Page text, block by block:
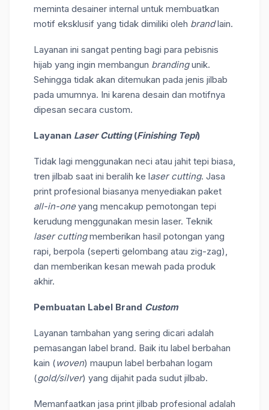
meminta desainer internal untuk membuatkan
motif eksklusif yang tidak dimiliki oleh brandlain.
Layanan ini sangat penting bagi para pebisnis
hijab yang ingin membangun brandingunik.
Sehingga tidak akan ditemukan pada jenis jilbab
pada umumnya. Ini karena desain dan motifnya
dipesan secara custom.
Layanan Laser Cutting(Finishing Tepi)
Tidak lagi menggunakan neci atau jahit tepi biasa,
tren jilbab saat ini beralih ke laser cutting. Jasa
print profesional biasanya menyediakan paket
all-in-oneyang mencakup pemotongan tepi
kerudung menggunakan mesin laser. Teknik
laser cuttingmemberikan hasil potongan yang
rapi, berpola (seperti gelombang atau zig-zag),
dan memberikan kesan mewah pada produk
akhir.
Pembuatan Label Brand Custom
Layanan tambahan yang sering dicari adalah
pemasangan label brand. Baik itu label berbahan
kain (woven) maupun label berbahan logam
(gold/silver) yang dijahit pada sudut jilbab.
Memanfaatkan jasa print jilbab profesional adalah